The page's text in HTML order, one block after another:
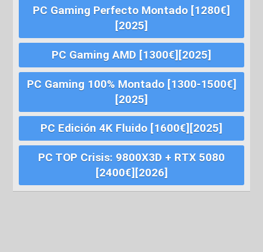
PC Gaming Perfecto Montado [1280€]
[2025]
PC Gaming AMD [1300€][2025]
PC Gaming 100% Montado [1300-1500€]
[2025]
PC Edición 4K Fluido [1600€][2025]
PC TOP Crisis: 9800X3D + RTX 5080
[2400€][2026]